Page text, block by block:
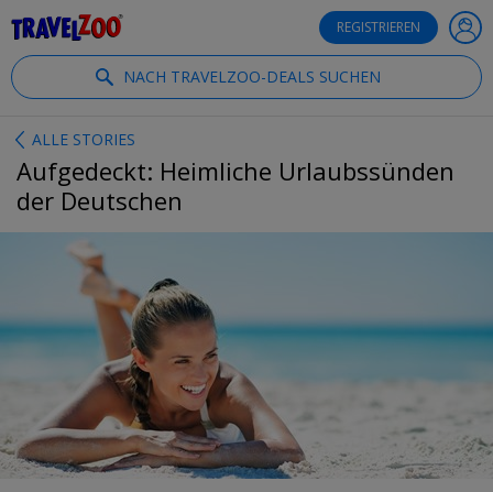
REGISTRIEREN
NACH TRAVELZOO-DEALS SUCHEN
ALLE STORIES
Aufgedeckt: Heimliche Urlaubssünden
der Deutschen